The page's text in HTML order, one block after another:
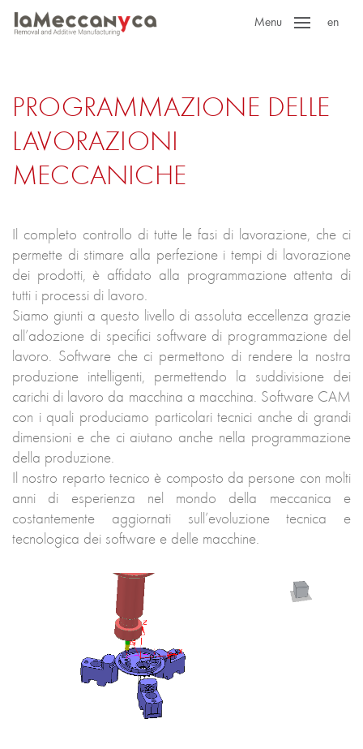
Menu en
PROGRAMMAZIONE DELLE
LAVORAZIONI
MECCANICHE
Il completo controllo di tutte le fasi di lavorazione, che ci
permette di stimare alla perfezione i tempi di lavorazione
dei prodotti, è affidato alla programmazione attenta di
tutti i processi di lavoro.
Siamo giunti a questo livello di assoluta eccellenza grazie
all’adozione di specifici software di programmazione del
lavoro. Software che ci permettono di rendere la nostra
produzione intelligenti, permettendo la suddivisione dei
carichi di lavoro da macchina a macchina. Software CAM
con i quali produciamo particolari tecnici anche di grandi
dimensioni e che ci aiutano anche nella programmazione
della produzione.
Il nostro reparto tecnico è composto da persone con molti
anni di esperienza nel mondo della meccanica e
costantemente aggiornati sull’evoluzione tecnica e
tecnologica dei software e delle macchine.